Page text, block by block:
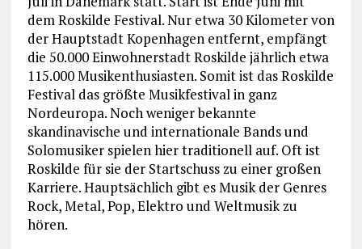
dem Roskilde Festival. Nur etwa 30 Kilometer von
der Hauptstadt Kopenhagen entfernt, empfängt
die 50.000 Einwohnerstadt Roskilde jährlich etwa
115.000 Musikenthusiasten. Somit ist das Roskilde
Festival das größte Musikfestival in ganz
Nordeuropa. Noch weniger bekannte
skandinavische und internationale Bands und
Solomusiker spielen hier traditionell auf. Oft ist
Roskilde für sie der Startschuss zu einer großen
Karriere. Hauptsächlich gibt es Musik der Genres
Rock, Metal, Pop, Elektro und Weltmusik zu
hören.